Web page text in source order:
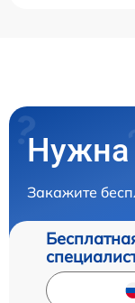
Нужна
Закажите